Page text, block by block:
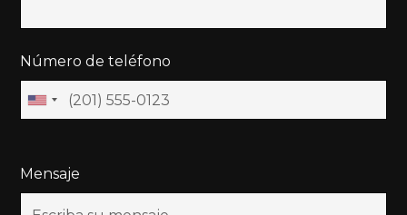
Número de teléfono
Mensaje